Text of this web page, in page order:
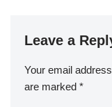
Leave a
Your email
are marked *